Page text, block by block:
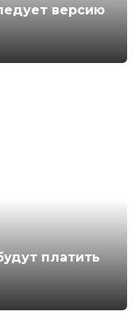
версию
платить